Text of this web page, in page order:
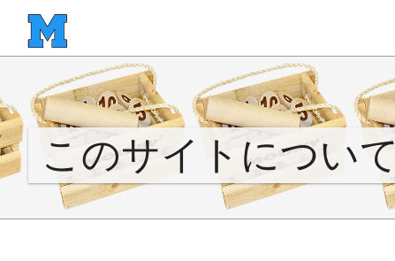
このサイトについて